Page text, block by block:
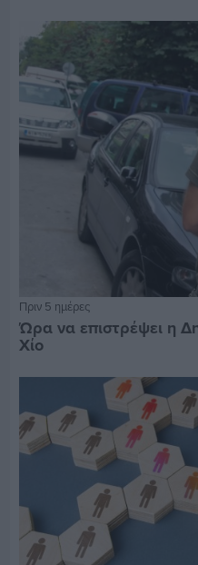
Πριν 5 ημέρες
Ώρα να επιστρέψει η
Χίο